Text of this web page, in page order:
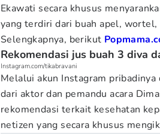
Ekawati secara khusus
yang terdiri dari buah apel,
Selengkapnya, berikut
Rekomendasi jus buah 3 diva
Instagram.com/tikabravani
Melalui akun Instagram
dari aktor dan pemandu acara
rekomendasi terkait kesehatan
netizen yang secara khusus